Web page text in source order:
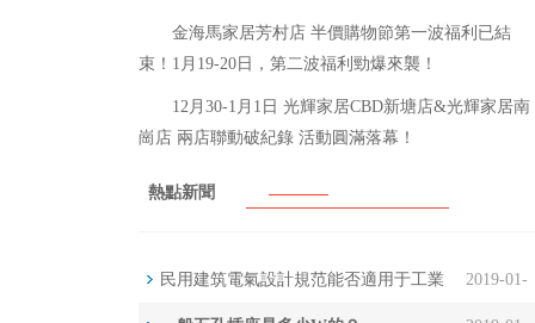
金海馬家居芳村店 半價購物節第一波福利已結
束！1月19-20日，第二波福利勁爆來襲！
12月30-1月1日 光輝家居CBD新塘店&光輝家居南
崗店 兩店聯動破紀錄 活動圓滿落幕！
熱點新聞
民用建筑電氣設計規范能否適用于工業 2019-01-